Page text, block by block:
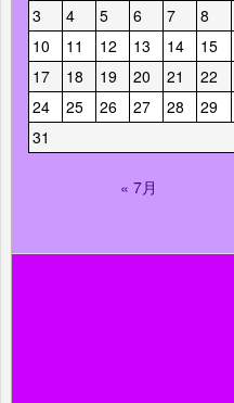
3
4 5 6 7 8
10
11 12 13 14 15
17
18 19 20 21 22
24
25 26 27 28 29
31
« 7月